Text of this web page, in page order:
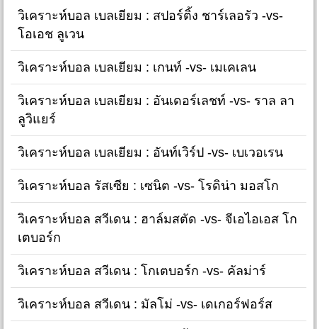
วิเคราะห์บอล เบลเยียม : สปอร์ติ้ง ชาร์เลอรัว -vs-
โอเอช ลูเวน
วิเคราะห์บอล เบลเยียม : เกนท์ -vs- เมเคเลน
วิเคราะห์บอล เบลเยียม : อันเดอร์เลชท์ -vs- ราล ลา
ลูวิแยร์
วิเคราะห์บอล เบลเยียม : อันท์เวิร์ป -vs- เบเวอเรน
วิเคราะห์บอล รัสเซีย : เซนิต -vs- โรดิน่า มอสโก
วิเคราะห์บอล สวีเดน : ฮาล์มสตัด -vs- จีเอไอเอส โก
เตบอร์ก
วิเคราะห์บอล สวีเดน : โกเตบอร์ก -vs- คัลม่าร์
วิเคราะห์บอล สวีเดน : มัลโม่ -vs- เดเกอร์ฟอร์ส